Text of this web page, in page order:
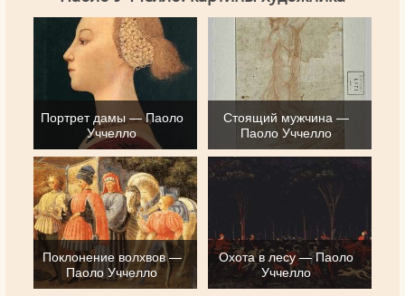
Портрет дамы — Паоло
Уччелло
Стоящий мужчина —
Паоло Уччелло
Поклонение волхвов —
Паоло Уччелло
Охота в лесу — Паоло
Уччелло